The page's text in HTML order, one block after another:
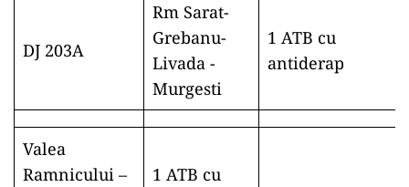
DJ 203A
Rm Sarat-
Grebanu-
Livada -
Murgesti
1 ATB cu
antiderap
Valea
Ramnicului –
1 ATB cu